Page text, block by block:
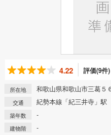
4.22 評価(9件)
所在地 和歌山県和歌山市三葛５
交通 紀勢本線「紀三井寺」
築年数 -
建物階 -